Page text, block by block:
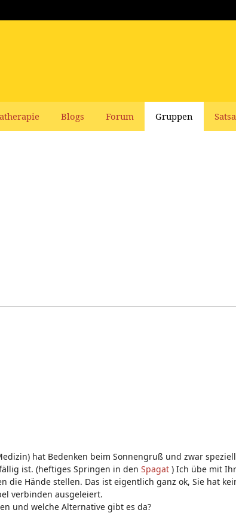
Blogs Forum Gruppen
hat Bedenken beim Sonnengruß und zwar
ist. (heftiges Springen in den Spagat ) Ich übe mit
Hände stellen. Das ist eigentlich ganz ok, Sie hat
verbinden ausgeleiert.
und welche Alternative gibt es da?